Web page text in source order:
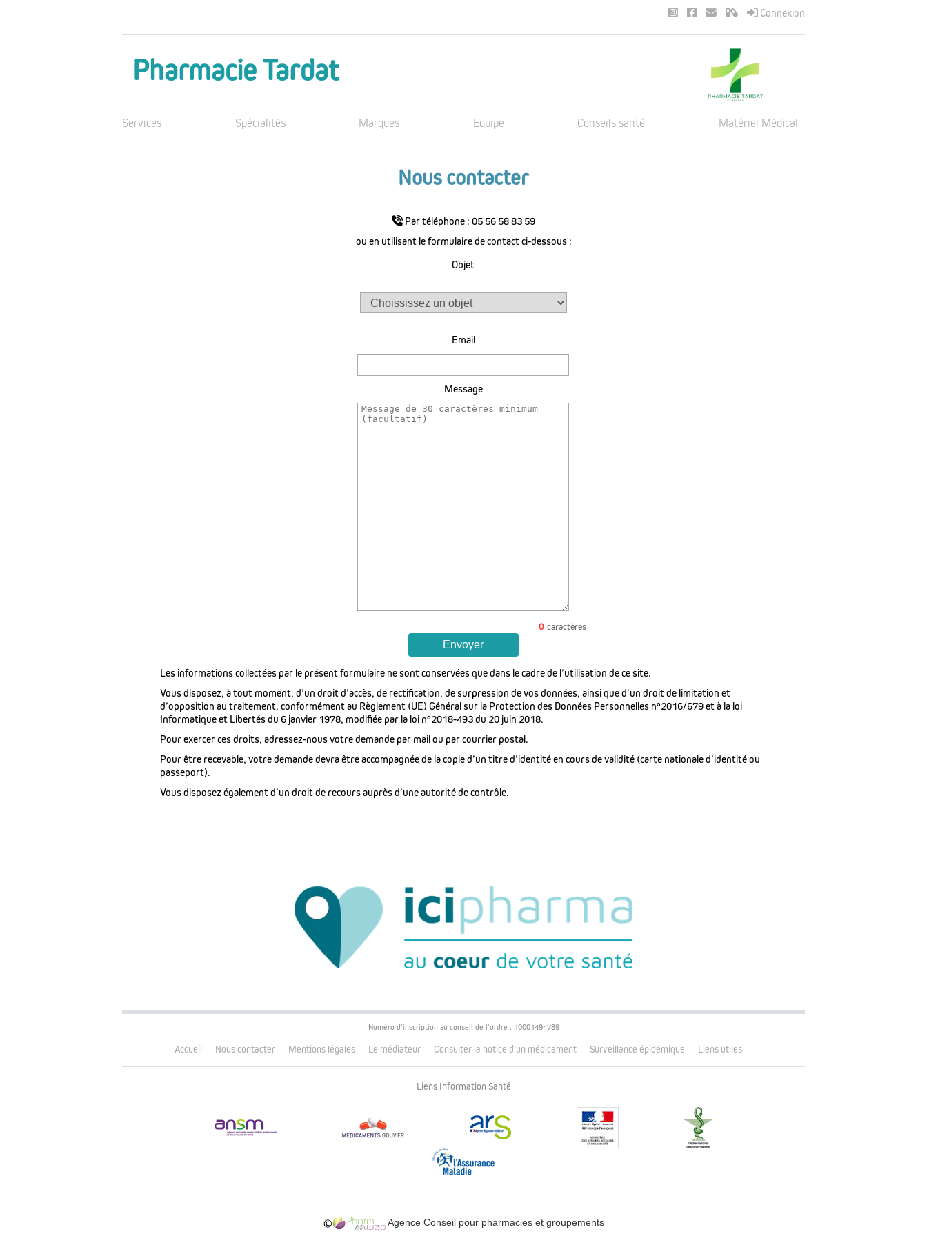
Connexion
Pharmacie Tardat
Services Spécialités Marques Equipe Conseils santé Matériel Médical
Nous contacter
Par téléphone : 05 56 58 83 59
ou en utilisant le formulaire de contact ci-dessous :
Objet
Email
Message
0 caractères
Envoyer
Les informations collectées par le présent formulaire ne sont conservées que dans le cadre de l’utilisation de ce site.
Vous disposez, à tout moment, d’un droit d’accès, de rectification, de surpression de vos données, ainsi que d’un droit de limitation et
d’opposition au traitement, conformément au Règlement (UE) Général sur la Protection des Données Personnelles n°2016/679 et à la loi
Informatique et Libertés du 6 janvier 1978, modifiée par la loi n°2018-493 du 20 juin 2018.
Pour exercer ces droits, adressez-nous votre demande par mail ou par courrier postal.
Pour être recevable, votre demande devra être accompagnée de la copie d’un titre d’identité en cours de validité (carte nationale d’identité ou
passeport).
Vous disposez également d’un droit de recours auprès d’une autorité de contrôle.
Numéro d'inscription au conseil de l'ordre : 10001494789
Accueil Nous contacter Mentions légales Le médiateur Consulter la notice d’un médicament Surveillance épidémique Liens utiles
Liens Information Santé
Agence Conseil pour pharmacies et groupements